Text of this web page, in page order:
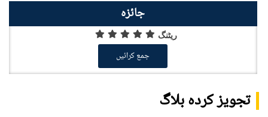
جائزہ
ریٹنگ
جمع کرائیں
تجویز کردہ بلاگ